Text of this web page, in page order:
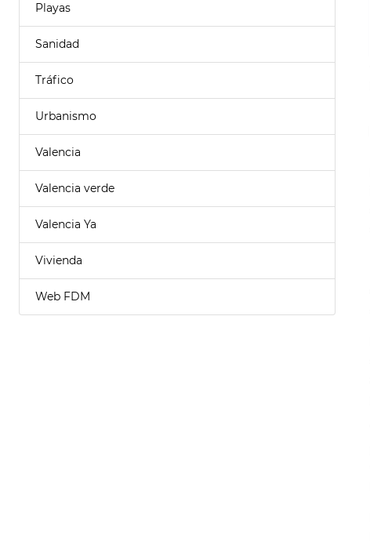
Playas
Sanidad
Tráfico
Urbanismo
Valencia
Valencia verde
Valencia Ya
Vivienda
Web FDM